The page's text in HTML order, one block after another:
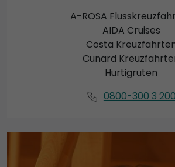
A-ROSA
AIDA Cruises
Costa
Cunard
Hurtigruten
0800-300 3 200